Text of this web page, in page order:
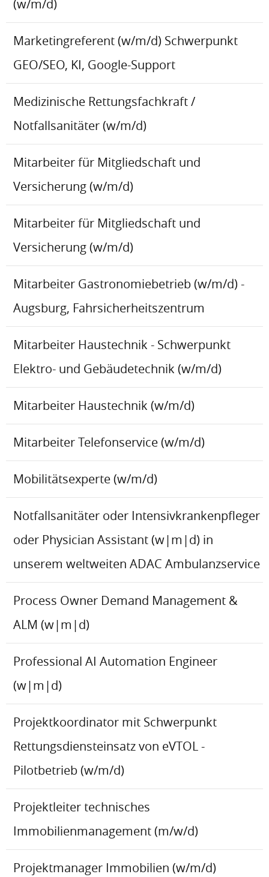
(w/m/d)
Marketingreferent (w/m/d) Schwerpunkt
GEO/SEO, KI, Google-Support
Medizinische Rettungsfachkraft /
Notfallsanitäter (w/m/d)
Mitarbeiter für Mitgliedschaft und
Versicherung (w/m/d)
Mitarbeiter für Mitgliedschaft und
Versicherung (w/m/d)
Mitarbeiter Gastronomiebetrieb (w/m/d) -
Augsburg, Fahrsicherheitszentrum
Mitarbeiter Haustechnik - Schwerpunkt
Elektro- und Gebäudetechnik (w/m/d)
Mitarbeiter Haustechnik (w/m/d)
Mitarbeiter Telefonservice (w/m/d)
Mobilitätsexperte (w/m/d)
Notfallsanitäter oder Intensivkrankenpfleger
oder Physician Assistant (w|m|d) in
unserem weltweiten ADAC Ambulanzservice
Process Owner Demand Management &
ALM (w|m|d)
Professional AI Automation Engineer
(w|m|d)
Projektkoordinator mit Schwerpunkt
Rettungsdiensteinsatz von eVTOL -
Pilotbetrieb (w/m/d)
Projektleiter technisches
Immobilienmanagement (m/w/d)
Projektmanager Immobilien (w/m/d)